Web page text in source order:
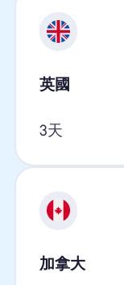
英國
3天
加拿大